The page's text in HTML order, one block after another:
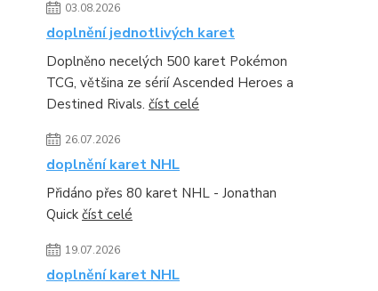
03.08.2026
doplnění jednotlivých karet
Doplněno necelých 500 karet Pokémon
TCG, většina ze sérií Ascended Heroes a
Destined Rivals. číst celé
26.07.2026
doplnění karet NHL
Přidáno přes 80 karet NHL - Jonathan
Quick číst celé
19.07.2026
doplnění karet NHL